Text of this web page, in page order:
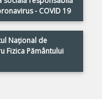
Vrancea
Vrancea
- COVID 19
Naţional de
Fizica Pământului